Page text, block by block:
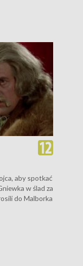
aby spotkać
w ślad za
do Malborka